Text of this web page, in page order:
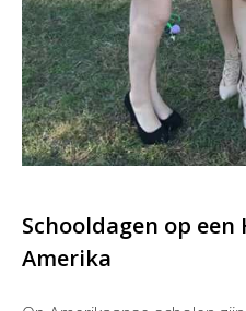
Schooldagen op een
Amerika